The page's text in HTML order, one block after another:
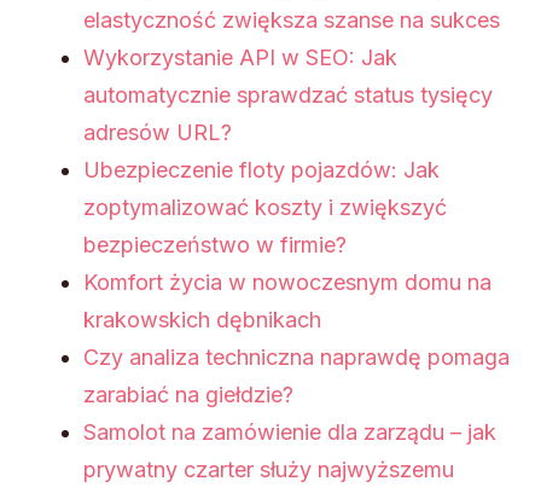
elastyczność zwiększa szanse na sukces
Wykorzystanie API w SEO: Jak
automatycznie sprawdzać status tysięcy
adresów URL?
Ubezpieczenie floty pojazdów: Jak
zoptymalizować koszty i zwiększyć
bezpieczeństwo w firmie?
Komfort życia w nowoczesnym domu na
krakowskich dębnikach
Czy analiza techniczna naprawdę pomaga
zarabiać na giełdzie?
Samolot na zamówienie dla zarządu – jak
prywatny czarter służy najwyższemu